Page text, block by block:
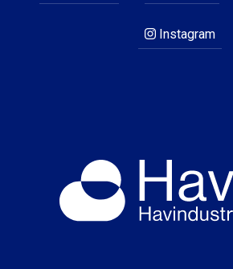
Instagram